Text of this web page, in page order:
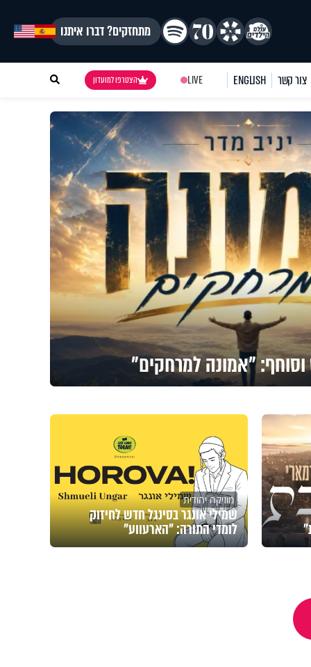
מתחזקים? דברו איתנו
צור קשר ENGLISH
LIVE הצטרפו למועדון
וסוחף: "אמונה למרחקים"
מוזיקה יהודית
שמילי אונגר בסינגל חדש לחיזוק
לומדי התורה: "הארעווע"